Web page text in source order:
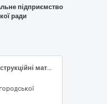
підприємство
ради
ДК 021:2015: 44110000-4 Конструкційні матеріали (Залізобетонні вироби: блоки фундаментні ФБС та плити перекриття)